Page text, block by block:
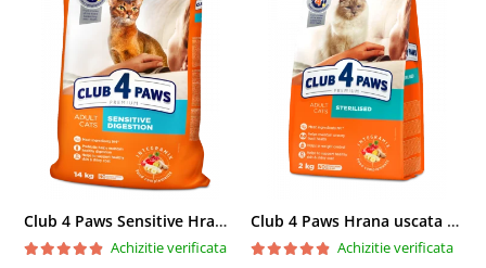
Club 4 Paws Sensitive Hrana uscata pisici adulte, 14kg
Achizitie verificata
Club 4 Paws Hrana uscata pisici sterilizate, 2kg
Achizitie verificata